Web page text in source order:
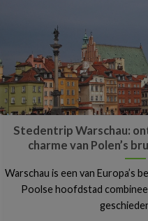
Stedentrip Warschau:
charme van Polen’s
Warschau is een van Europa’s
Poolse hoofdstad